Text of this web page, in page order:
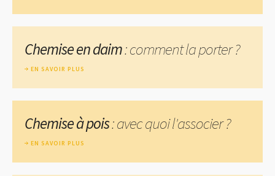
Chemise en daim: comment la porter ?
EN SAVOIR PLUS
Chemise à pois: avec quoi l'associer ?
EN SAVOIR PLUS